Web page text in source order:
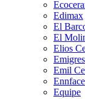
Edimax
El
El
Elios
Emigres
Emil
Ennface
Equipe